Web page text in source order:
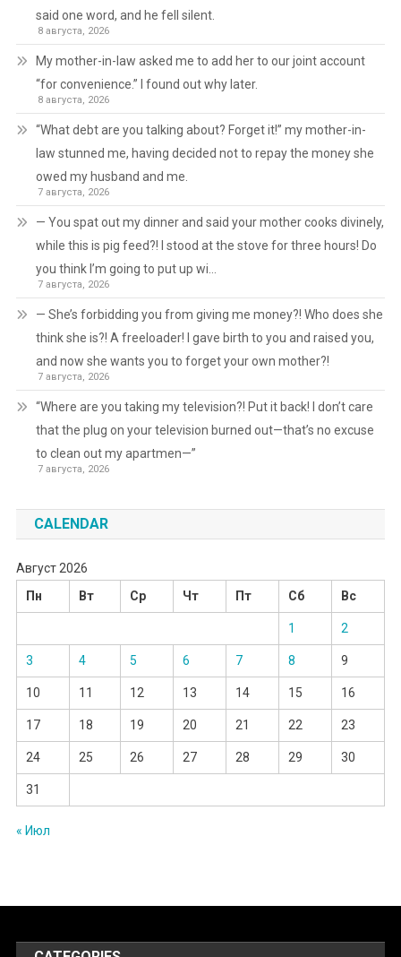
said one word, and he fell silent.
8 августа, 2026
My mother-in-law asked me to add her to our joint account
“for convenience.” I found out why later.
8 августа, 2026
“What debt are you talking about? Forget it!” my mother-in-
law stunned me, having decided not to repay the money she
owed my husband and me.
7 августа, 2026
— You spat out my dinner and said your mother cooks divinely,
while this is pig feed?! I stood at the stove for three hours! Do
you think I’m going to put up wi…
7 августа, 2026
— She’s forbidding you from giving me money?! Who does she
think she is?! A freeloader! I gave birth to you and raised you,
and now she wants you to forget your own mother?!
7 августа, 2026
“Where are you taking my television?! Put it back! I don’t care
that the plug on your television burned out—that’s no excuse
to clean out my apartmen—”
7 августа, 2026
CALENDAR
Август 2026
Пн
Вт Ср Чт Пт Сб Вс
1 2
3 4 5 6 7 8 9
10 11 12 13 14 15 16
17 18 19 20 21 22 23
24 25 26 27 28 29 30
31
« Июл